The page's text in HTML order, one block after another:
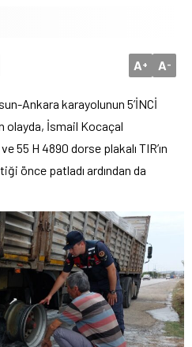
A+ A-
Ankara karayolunun 5’İNCİ
olayda, İsmail Kocaçal
55 H 4890 dorse plakalı TIR’ın
önce patladı ardından da